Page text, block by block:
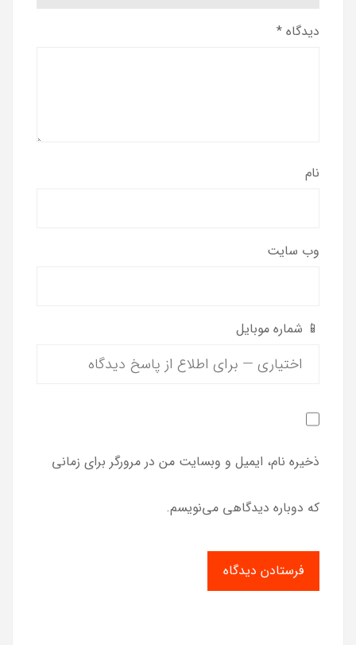
دیدگاه *
نام
وب‌ سایت
📱 شماره موبایل
ذخیره نام، ایمیل و وبسایت من در مرورگر برای زمانی
که دوباره دیدگاهی می‌نویسم.